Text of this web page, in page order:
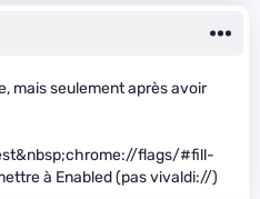
mais seulement après avoir
flags/#fill-
à Enabled (pas vivaldi://)